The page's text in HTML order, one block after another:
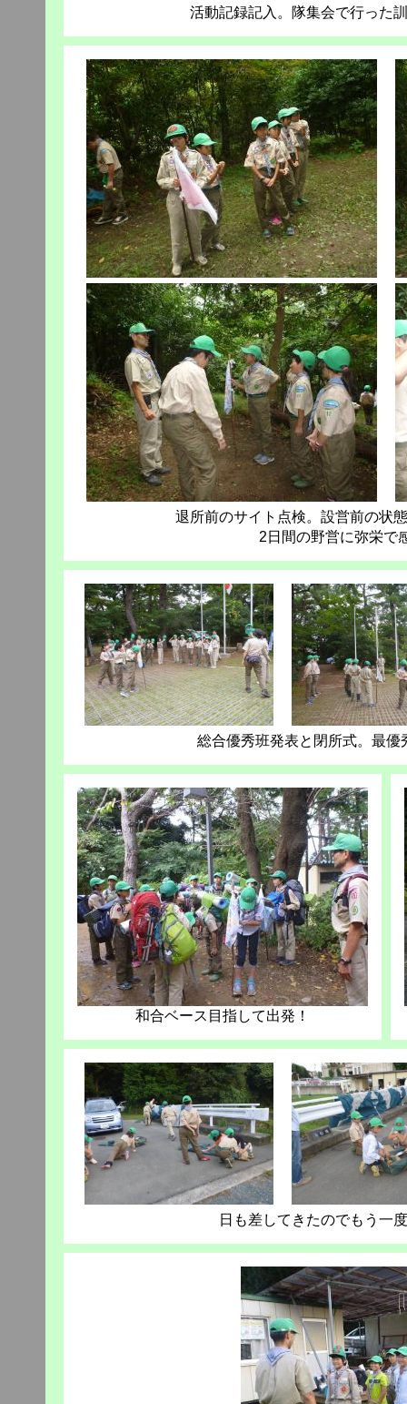
活動記録記入。隊集会で行った
退所前のサイト点検。設営前の状
2日間の野営に弥栄で
総合優秀班発表と閉所式。最
和合ベース目指して出発！
日も差してきたのでもう一